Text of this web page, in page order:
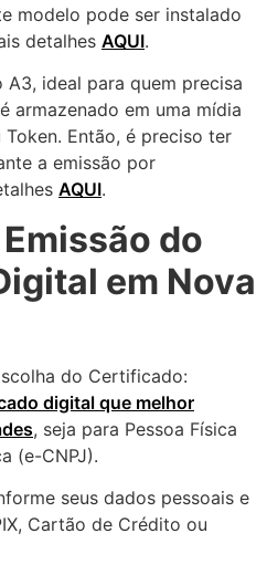
modelo pode ser instalado
detalhes AQUI.
A3, ideal para quem precisa
armazenado em uma mídia
Então, é preciso ter
a emissão por
AQUI.
do
em Nova
do Certificado:
digital que melhor
, seja para Pessoa Física
(e-CNPJ).
seus dados pessoais e
Cartão de Crédito ou